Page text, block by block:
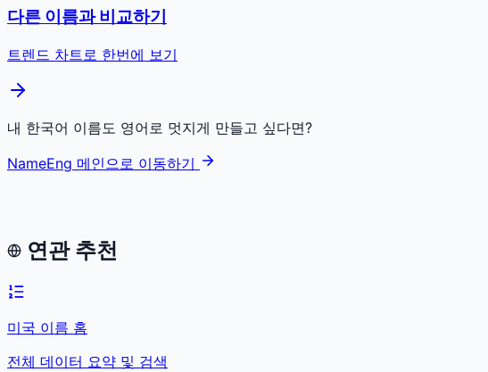
다른 이름과 비교하기
트렌드 차트로 한번에 보기
내 한국어 이름도 영어로 멋지게 만들고 싶다면?
NameEng 메인으로 이동하기
연관 추천
미국 이름 홈
전체 데이터 요약 및 검색